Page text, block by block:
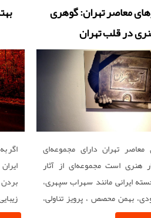
معاصر تهران: گوهری
در قلب تهران
معاصر تهران دارای مجموعه‌ای
هنری است مجموعه‌ای از آثار
ایرانی مانند سهراب سپهری،
بهمن محصص ، پرویز تناولی،
پولاک و ماتیس نیز در مجموعه
اگر
از